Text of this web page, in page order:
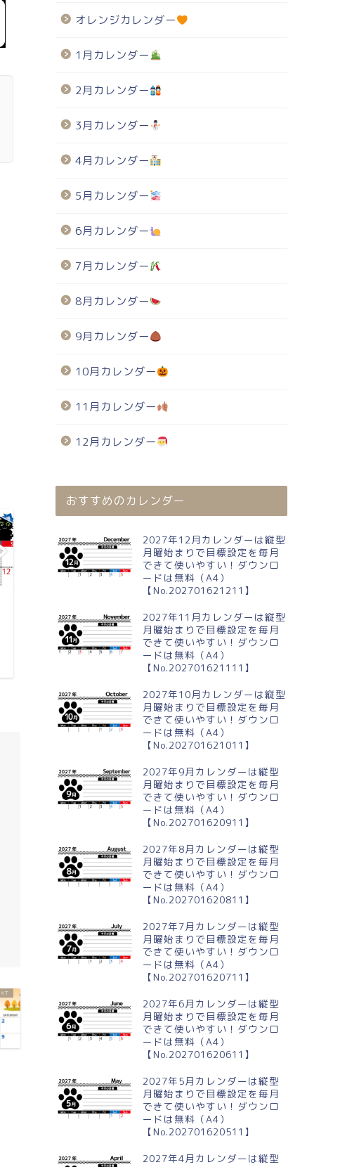
雛様イラストのかわいいカレン
さぎイラストのかわいいA4無料
カレンダー
オレンジカレンダー
1月カレンダー
2月カレンダー
3月カレンダー
4月カレンダー
5月カレンダー
6月カレンダー
7月カレンダー
8月カレンダー
9月カレンダー
10月カレンダー
11月カレンダー
12月カレンダー
おすすめのカレンダー
2027年12月カレンダーは縦型
月曜始まりで目標設定を毎月
できて使いやすい！ダウンロ
ードは無料（A4）
【No.202701621211】
2027年11月カレンダーは縦型
月曜始まりで目標設定を毎月
できて使いやすい！ダウンロ
ードは無料（A4）
【No.202701621111】
2027年10月カレンダーは縦型
月曜始まりで目標設定を毎月
できて使いやすい！ダウンロ
ードは無料（A4）
【No.202701621011】
2027年9月カレンダーは縦型
月曜始まりで目標設定を毎月
できて使いやすい！ダウンロ
ードは無料（A4）
【No.202701620911】
2027年8月カレンダーは縦型
月曜始まりで目標設定を毎月
できて使いやすい！ダウンロ
ードは無料（A4）
【No.202701620811】
2027年7月カレンダーは縦型
月曜始まりで目標設定を毎月
できて使いやすい！ダウンロ
ードは無料（A4）
【No.202701620711】
2027年6月カレンダーは縦型
月曜始まりで目標設定を毎月
できて使いやすい！ダウンロ
ードは無料（A4）
【No.202701620611】
2027年5月カレンダーは縦型
月曜始まりで目標設定を毎月
できて使いやすい！ダウンロ
ードは無料（A4）
【No.202701620511】
2027年4月カレンダーは縦型